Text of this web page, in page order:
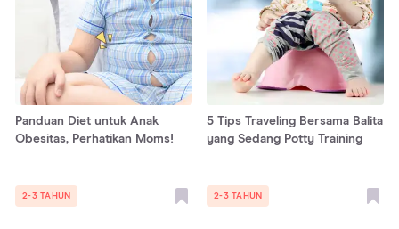
Panduan Diet untuk Anak
Obesitas, Perhatikan Moms!
2-3 TAHUN
5 Tips Traveling Bersama Balita
yang Sedang Potty Training
2-3 TAHUN